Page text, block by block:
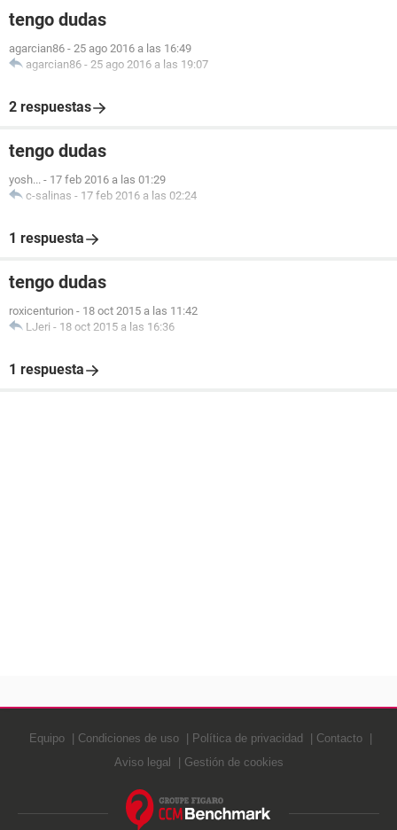
tengo dudas
agarcian86 - 25 ago 2016 a las 16:49
agarcian86 - 25 ago 2016 a las 19:07
2 respuestas
tengo dudas
yosh... - 17 feb 2016 a las 01:29
c-salinas - 17 feb 2016 a las 02:24
1 respuesta
tengo dudas
roxicenturion - 18 oct 2015 a las 11:42
LJeri - 18 oct 2015 a las 16:36
1 respuesta
Equipo Condiciones de uso Política de privacidad
Contacto
Aviso legal
Gestión de cookies